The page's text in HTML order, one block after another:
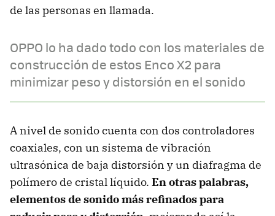
de las personas en llamada.
OPPO lo ha dado todo con los materiales de
construcción de estos Enco X2 para
minimizar peso y distorsión en el sonido
A nivel de sonido cuenta con dos controladores
coaxiales, con un sistema de vibración
ultrasónica de baja distorsión y un diafragma de
polímero de cristal líquido. En otras palabras,
elementos de sonido más refinados para